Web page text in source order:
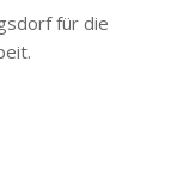
für die